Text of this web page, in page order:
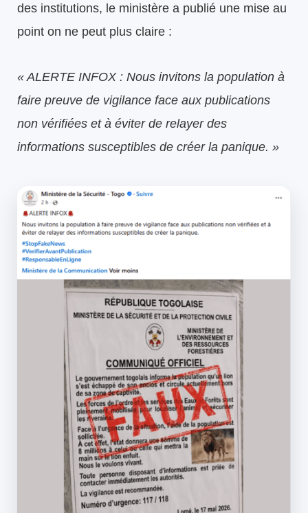
des institutions, le ministère a publié une mise au
point on ne peut plus claire :
« ALERTE INFOX : Nous invitons la population à
faire preuve de vigilance face aux publications
non vérifiées et à éviter de relayer des
informations susceptibles de créer la panique. »